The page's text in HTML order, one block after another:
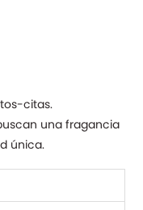
citas.
una fragancia
única.